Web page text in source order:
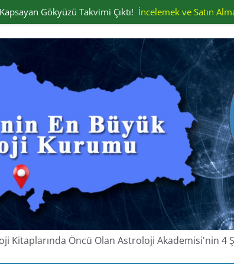
Kitaplarında Öncü Olan Astroloji Akademisi'nin 4
Kapsayan Gökyüzü Takvimi Çıktı! İncelemek ve Satın